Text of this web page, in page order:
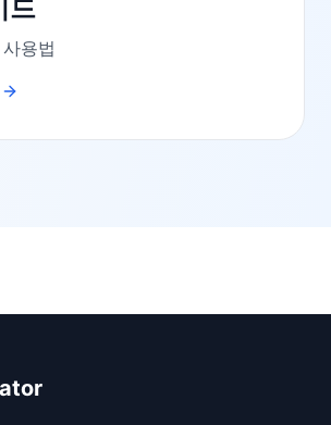
드
용법